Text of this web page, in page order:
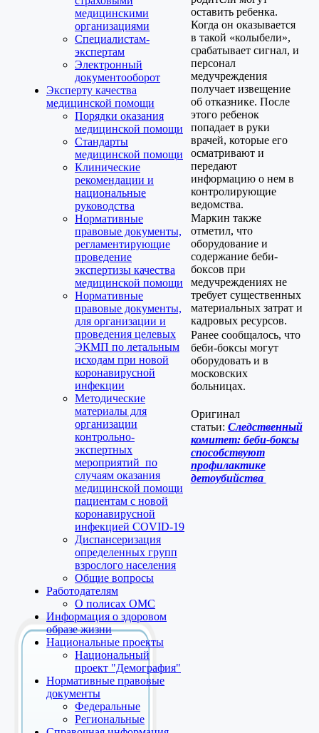
медицинскими
организациями
Специалистам-
экспертам
Электронный
документооборот
Эксперту качества
медицинской помощи
Порядки оказания
медицинской помощи
Стандарты
медицинской помощи
Клинические
рекомендации и
национальные
руководства
Нормативные
правовые документы,
регламентирующие
проведение
экспертизы качества
медицинской помощи
Нормативные
правовые документы,
для организации и
проведения целевых
ЭКМП по летальным
исходам при новой
коронавирусной
инфекции
Методические
материалы для
организации
контрольно-
экспертных
мероприятий по
случаям оказания
медицинской помощи
пациентам с новой
коронавирусной
инфекцией COVID-19
Диспансеризация
определенных групп
взрослого населения
Общие вопросы
Работодателям
О полисах ОМС
Информация о здоровом
образе жизни
Национальные проекты
Национальный
проект "Демография"
Нормативные правовые
документы
Федеральные
Региональные
оставить ребенка.
Когда он оказывается
в такой «колыбели»,
срабатывает сигнал, и
персонал
медучреждения
получает извещение
об отказнике. После
этого ребенок
попадает в руки
врачей, которые его
осматривают и
передают
информацию о нем в
контролирующие
ведомства.
Маркин также
отметил, что
оборудование и
содержание беби-
боксов при
медучреждениях не
требует существенных
материальных затрат и
кадровых ресурсов.
Ранее сообщалось, что
беби-боксы могут
оборудовать и в
московских
больницах.
Оригинал
статьи: Следственный
комитет: беби-боксы
способствуют
профилактике
детоубийства